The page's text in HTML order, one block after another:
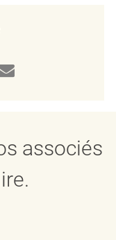
via twitter
associés